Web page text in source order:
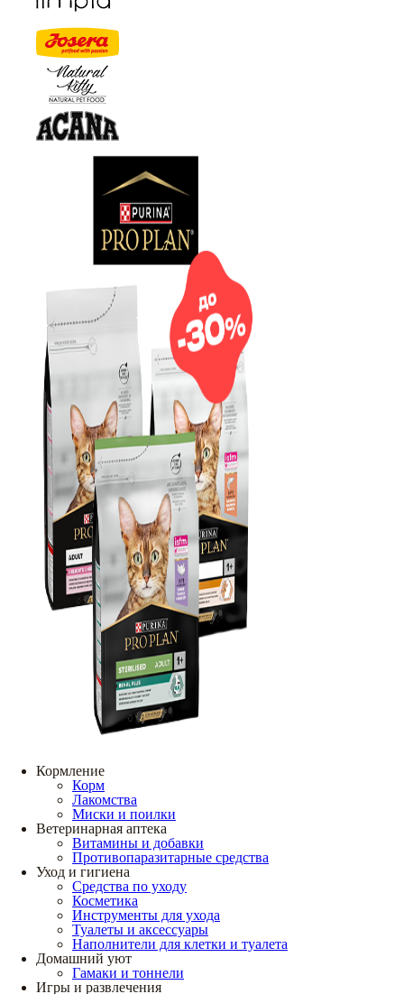
Кормление
Корм
Лакомства
Миски и поилки
Ветеринарная аптека
Витамины и добавки
Противопаразитарные средства
Уход и гигиена
Средства по уходу
Косметика
Инструменты для ухода
Туалеты и аксессуары
Наполнители для клетки и туалета
Домашний уют
Гамаки и тоннели
Игры и развлечения